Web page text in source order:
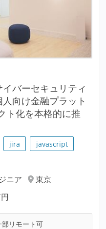
バーセキュリティ
向け金融プラット
ト化を本格的に推
jira
javascript
ニア
東京
部リモート可